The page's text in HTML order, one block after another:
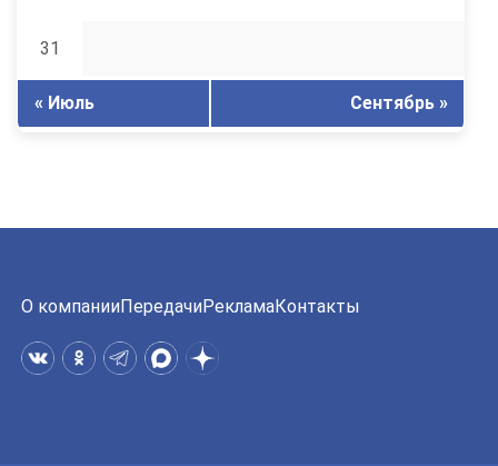
31
« Июль Сентябрь »
О компанииПередачиРекламаКонтакты